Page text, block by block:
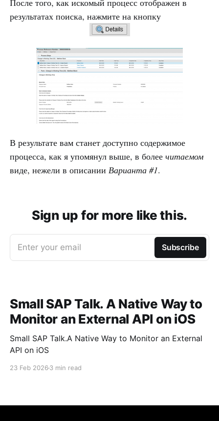
После того, как искомый процесс отображен в
результатах поиска, нажмите на кнопку
В результате вам станет доступно содержимое
процесса, как я упомянул выше, в более читаемом
виде, нежели в описании Варианта #1.
Sign up for more like this.
Enter your email Subscribe
Small SAP Talk. A Native Way to
Monitor an External API on iOS
Small SAP Talk.A Native Way to Monitor an External
API on iOS
23 Feb 2026 3 min read